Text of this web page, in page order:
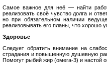
Самое важное для неё — найти
реализовать своё чувство долга и
но при обязательном наличии
реализовывать его планы, что хорошо
Здоровье
Следует обратить внимание на
страдания и повышенную душевную
Помогут рыбий жир (омега-3) и настой